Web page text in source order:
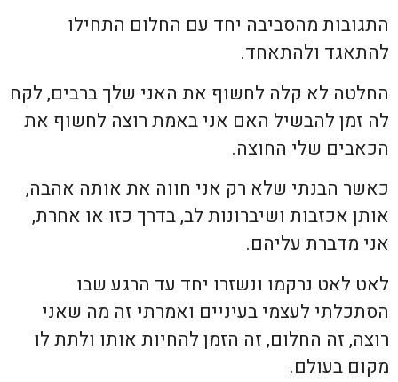
התגובות מהסביבה יחד עם החלום התחילו
להתאגד ולהתאחד.
החלטה לא קלה לחשוף את האני שלך ברבים, לקח
לה זמן להבשיל האם אני באמת רוצה לחשוף את
הכאבים שלי החוצה.
כאשר הבנתי שלא רק אני חווה את אותה אהבה,
אותן אכזבות ושיברונות לב, בדרך כזו או אחרת,
אני מדברת עליהם.
לאט לאט נרקמו ונשזרו יחד עד הרגע שבו
הסתכלתי לעצמי בעיניים ואמרתי זה מה שאני
רוצה, זה החלום, זה הזמן להחיות אותו ולתת לו
מקום בעולם.